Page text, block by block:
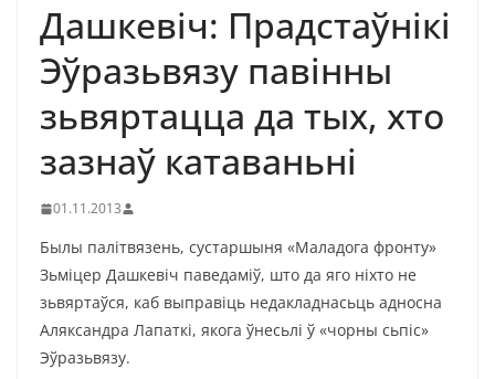
Дашкевіч: Прадстаўнікі
Эўразьвязу павінны
зьвяртацца да тых, хто
зазнаў катаваньні
01.11.2013
Былы палітвязень, сустаршыня «Маладога фронту»
Зьміцер Дашкевіч паведаміў, што да яго ніхто не
зьвяртаўся, каб выправіць недакладнасьць адносна
Аляксандра Лапаткі, якога ўнесьлі ў «чорны сьпіс»
Эўразьвязу.